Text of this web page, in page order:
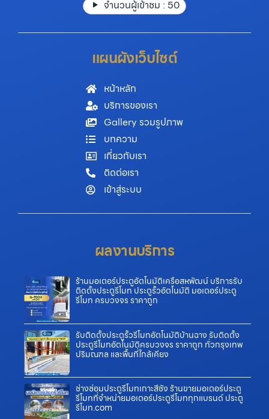
จำนวนผู้เข้าชม : 50
แผนผังเว็บไซต์
หน้าหลัก
บริการของเรา
Gallery รวมรูปภาพ
บทความ
เกี่ยวกับเรา
ติดต่อเรา
เข้าสู่ระบบ
ผลงานบริการ
ร้านมอเตอร์ประตูอัตโนมัติเครือสหพัฒน์ บริการรับ
ติดตั้งประตูรีโมท ประตูรั้วอัตโนมัติ มอเตอร์ประตู
รีโมท ครบวงจร ราคาถูก
รับติดตั้งประตูรั้วรีโมทอัตโนมัติบ้านฉาง รับติดตั้ง
ประตูรีโมทอัตโนมัติครบวงจร ราคาถูก ทั่วกรุงเทพ
ปริมณฑล และพื้นที่ใกล้เคียง
ช่างซ่อมประตูรีโมทเกาะสีชัง ร้านขายมอเตอร์ประตู
รีโมทที่จำหน่ายมอเตอร์ประตูรีโมททุกแบรนด์ ประตู
รีโมท.com